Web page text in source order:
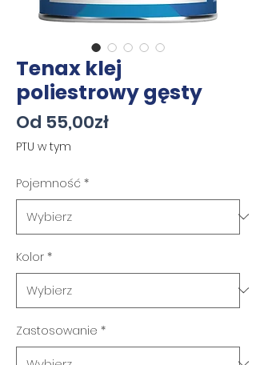
Tenax klej
poliestrowy gęsty
Od 55,00złCena
PTU w tym
Pojemność *
Kolor *
Zastosowanie *